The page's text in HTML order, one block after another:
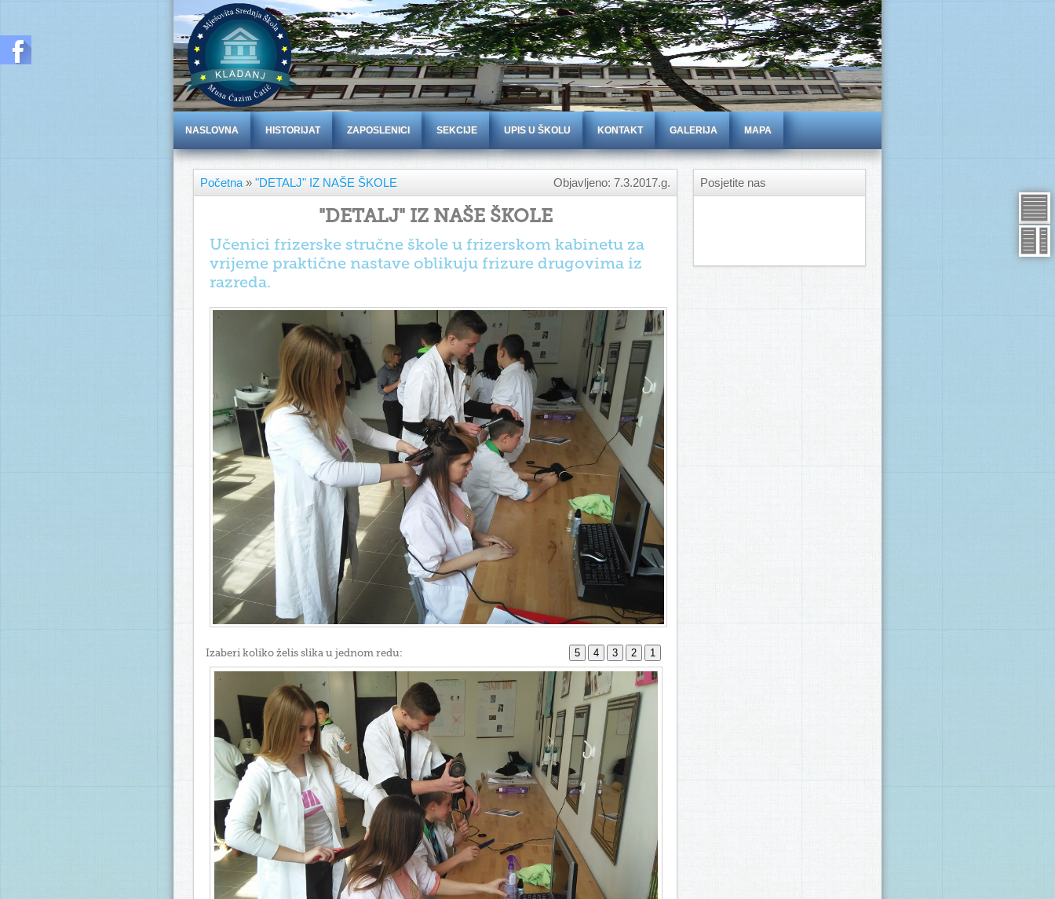
NASLOVNA HISTORIJAT ZAPOSLENICI SEKCIJE UPIS U ŠKOLU KONTAKT GALERIJA MAPA
Početna » "DETALJ" IZ NAŠE ŠKOLE Objavljeno: 7.3.2017.g.
"DETALJ" IZ NAŠE ŠKOLE
Učenici frizerske stručne škole u frizerskom kabinetu za
vrijeme praktične nastave oblikuju frizure drugovima iz
razreda.
Izaberi koliko želis slika u jednom redu: 5 4 3 2 1
Posjetite nas